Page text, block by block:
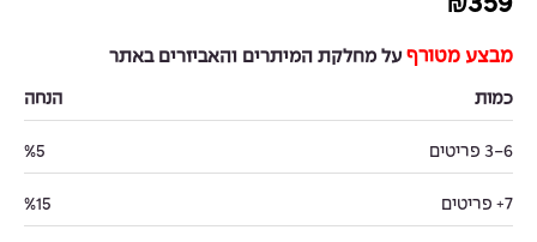
₪359
מבצע מטורף על מחלקת המיתרים והאביזרים באתר
כמות הנחה
3-6 פריטים %5
7+ פריטים %15